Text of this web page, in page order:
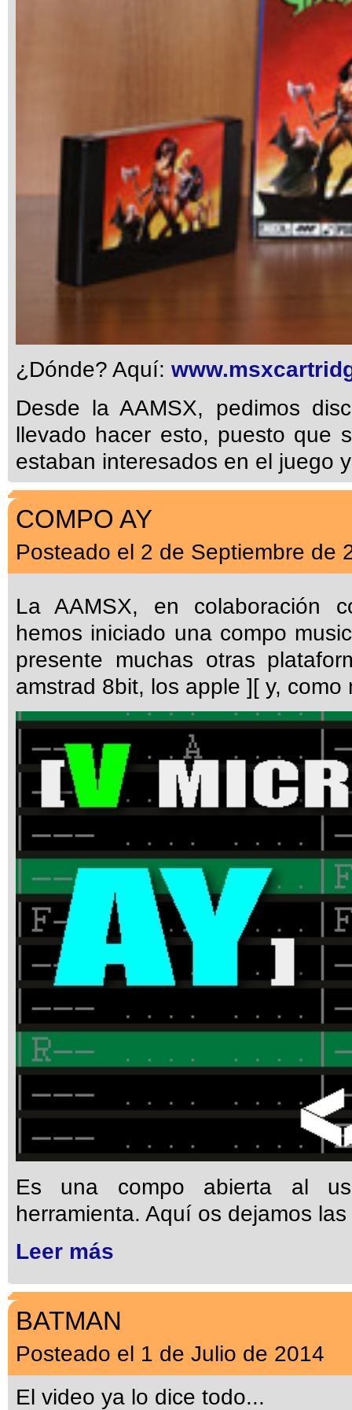
¿Dónde? Aquí:
Desde la AAMSX, pedimos
llevado hacer esto, puesto que
estaban interesados en el juego
COMPO AY
Posteado el 2 de Septiembre de
La AAMSX, en colaboración
hemos iniciado una compo
presente muchas otras
amstrad 8bit, los apple ][ y, como
Es una compo abierta al
herramienta. Aquí os dejamos
Leer más
BATMAN
Posteado el 1 de Julio de 2014
El video ya lo dice todo...